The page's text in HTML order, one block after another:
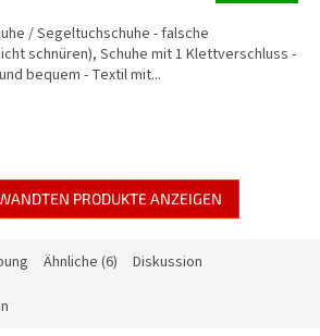
/ Segeltuchschuhe - falsche
schnüren), Schuhe mit 1 Klettverschluss -
bequem - Textil mit...
PRODUKTE ANZEIGEN
Ähnliche (6) Diskussion